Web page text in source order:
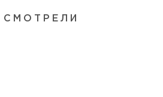
СМОТРЕЛИ